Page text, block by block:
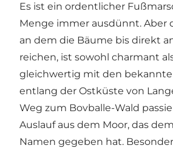
Es ist ein ordentlicher
Menge immer ausdünnt. Aber
an dem die Bäume bis direkt
reichen, ist sowohl charmant
gleichwertig mit den
entlang der Ostküste von
Weg zum Bovballe-Wald
Auslauf aus dem Moor, das
Namen gegeben hat.